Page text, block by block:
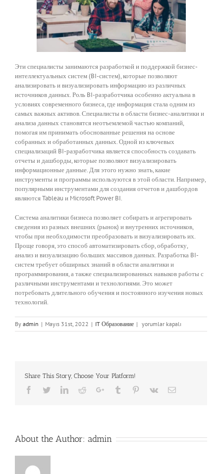
Эти специалисты занимаются разработкой и поддержкой бизнес-
интеллектуальных систем (BI-систем), которые позволяют
анализировать и визуализировать информацию из различных
источников данных. Роль BI-разработчика особенно актуальна в
условиях современного бизнеса, где информация стала одним из
самых важных активов. Специалисты в области бизнес-аналитики и
анализа данных становятся неотъемлемой частью компаний,
помогая им принимать обоснованные решения на основе
собранных и обработанных данных. Одной из ключевых
специализаций BI-разработчика является способность создавать
отчеты и дашборды, которые позволяют визуализировать
информационные данные. Для этого нужно знать, какие
инструменты и программы используются в этой области. Например,
популярными инструментами для создания отчетов и дашбордов
являются Tableau и Microsoft Power BI.
Система аналитики бизнеса позволяет собирать и агрегировать
сведения из разных внешних (рынок) и внутренних источников,
чтобы при необходимости преобразовать и визуализировать их.
Проще говоря, это способ автоматизировать сбор, обработку,
анализ и визуализацию больших массивов данных. Разработка BI-
систем требует обширных знаний в области аналитики и
программирования, а также специализированных навыков работы с
различными инструментами и технологиями. Это может
потребовать длительного обучения и постоянного изучения новых
технологий.
By admin | Mayıs 31st, 2022 | IT Образование | Где
Учиться
Поступать
yorumlar kapalı
Share This Story, Choose Your Platform!
Facebook
TwitterLinkedIn
RedditGoogle+Tumblr Pinterest
Vk Email
About the Author: admin